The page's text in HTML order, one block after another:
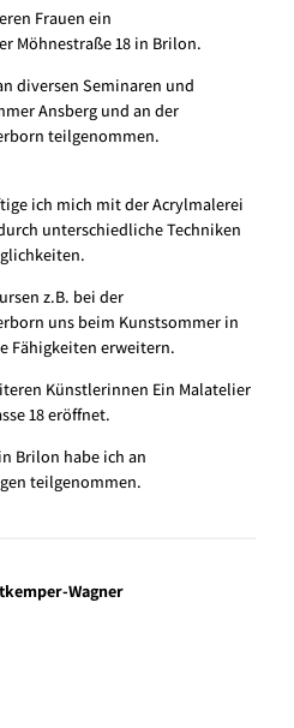
Frauen ein
Möhnestraße 18 in Brilon.
diversen Seminaren und
Ansberg und an der
teilgenommen.
ich mich mit der Acrylmalerei
unterschiedliche Techniken
z.B. bei der
uns beim Kunstsommer in
Fähigkeiten erweitern.
Künstlerinnen Ein Malatelier
18 eröffnet.
Brilon habe ich an
teilgenommen.
Wagner